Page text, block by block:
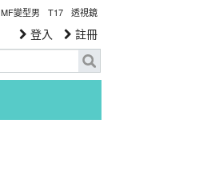
MF變型男 T17 透視鏡
登入 註冊